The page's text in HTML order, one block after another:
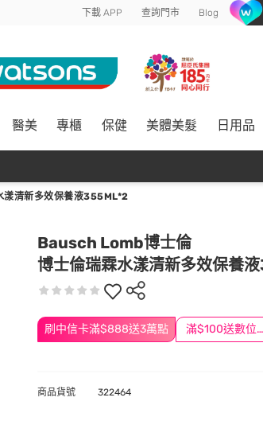
下載 APP 查詢門市 Blog
醫美 專櫃 保健 美體美髮 日用品
漾清新多效保養液355ML*2
Bausch Lomb博士倫
博士倫瑞霖水漾清新多效保養
刷中信卡滿$888送3萬點 滿$100送數位印花
商品貨號 322464